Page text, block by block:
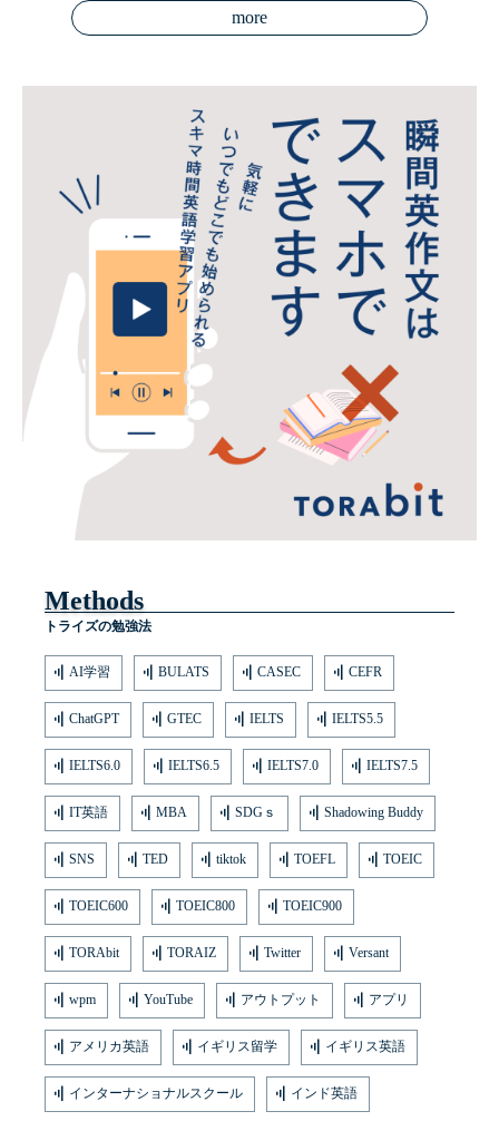
more
Methods
トライズの勉強法
AI学習 BULATS CASEC CEFR
ChatGPT GTEC IELTS IELTS5.5
IELTS6.0 IELTS6.5 IELTS7.0 IELTS7.5
IT英語 MBA SDGｓ Shadowing Buddy
SNS TED tiktok TOEFL TOEIC
TOEIC600 TOEIC800 TOEIC900
TORAbit TORAIZ Twitter Versant
wpm YouTube アウトプット アプリ
アメリカ英語 イギリス留学 イギリス英語
インターナショナルスクール インド英語